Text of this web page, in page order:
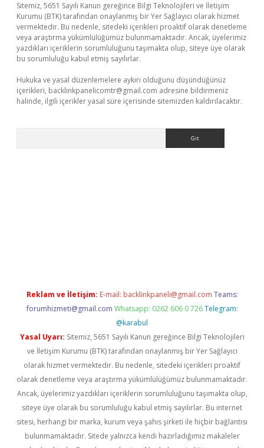
Sitemiz, 5651 Sayılı Kanun gereğince Bilgi Teknolojileri ve İletişim
Kurumu (BTK) tarafından onaylanmış bir Yer Sağlayıcı olarak hizmet
vermektedir. Bu nedenle, sitedeki içerikleri proaktif olarak denetleme
veya araştırma yükümlülüğümüz bulunmamaktadır. Ancak, üyelerimiz
yazdıkları içeriklerin sorumluluğunu taşımakta olup, siteye üye olarak
bu sorumluluğu kabul etmiş sayılırlar.
Hukuka ve yasal düzenlemelere aykırı olduğunu düşündüğünüz
içerikleri, backlinkpanelicomtr@gmail.com adresine bildirmeniz
halinde, ilgili içerikler yasal süre içerisinde sitemizden kaldırılacaktır.
Reklam ve İletişim: E-mail: backlinkpaneli@gmail.com Teams:
forumhizmeti@gmail.com Whatsapp: 0262 606 0 726 Telegram:
@karabul
Yasal Uyarı: Sitemiz, 5651 Sayılı Kanun gereğince Bilgi Teknolojileri
ve İletişim Kurumu (BTK) tarafından onaylanmış bir Yer Sağlayıcı
olarak hizmet vermektedir. Bu nedenle, sitedeki içerikleri proaktif
olarak denetleme veya araştırma yükümlülüğümüz bulunmamaktadır.
Ancak, üyelerimiz yazdıkları içeriklerin sorumluluğunu taşımakta olup,
siteye üye olarak bu sorumluluğu kabul etmiş sayılırlar. Bu internet
sitesi, herhangi bir marka, kurum veya şahıs şirketi ile hiçbir bağlantısı
bulunmamaktadır. Sitede yalnızca kendi hazırladığımız makaleler